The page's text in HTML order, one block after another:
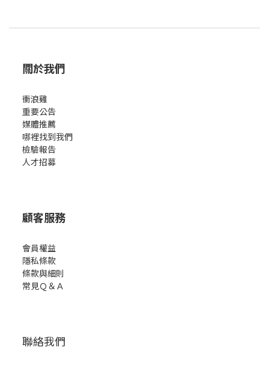
關於我們
衝浪雞
重要公告
媒體推薦
哪裡找到我們
檢驗報告
人才招募
顧客服務
會員權益
隱私條款
條款與細則
常見Ｑ＆Ａ
聯絡我們